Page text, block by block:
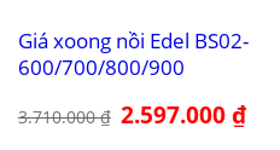
Giá xoong nồi Edel BS02-
600/700/800/900
3.710.000₫ Giá
gốc
2.597.000₫Giá
hiện